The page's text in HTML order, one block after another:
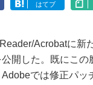
はてブ
Acrobatに新
開した。既にこ
では修正パッ